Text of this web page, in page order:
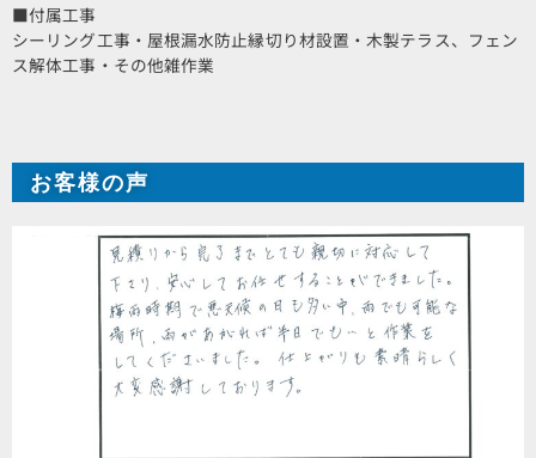
■付属工事
シーリング工事・屋根漏水防止縁切り材設置・木製テラス、フェン
ス解体工事・その他雑作業
お客様の声